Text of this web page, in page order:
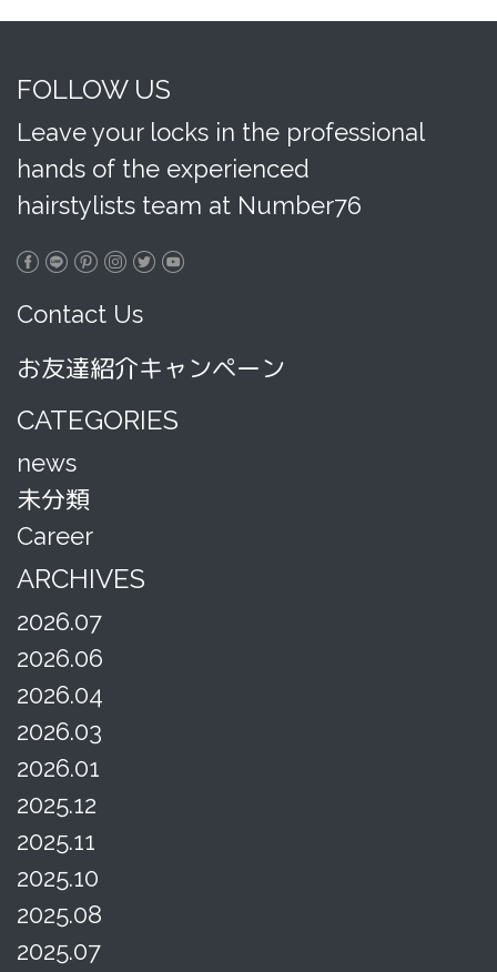
FOLLOW US
Leave your locks in the professional
hands of the experienced
hairstylists team at Number76
Contact Us
お友達紹介キャンペーン
CATEGORIES
news
未分類
Career
ARCHIVES
2026.07
2026.06
2026.04
2026.03
2026.01
2025.12
2025.11
2025.10
2025.08
2025.07